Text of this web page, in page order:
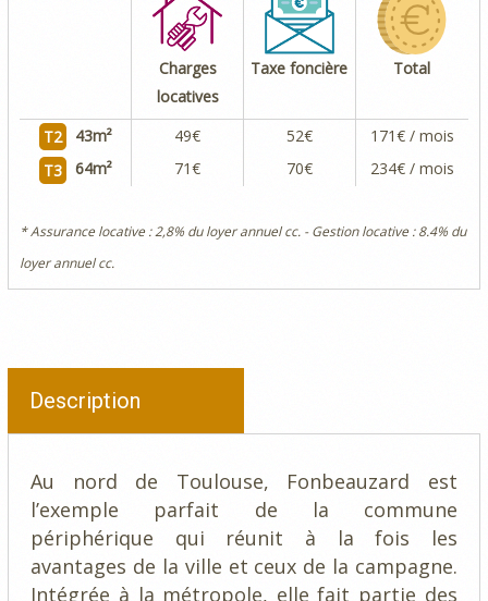
Charges
locatives
Taxe foncière Total
T2 43m² 49€ 52€
171€ / mois
T3
64m² 71€ 70€ 234€ / mois
* Assurance locative : 2,8% du loyer annuel cc. - Gestion locative : 8.4% du
loyer annuel cc.
Description
Au nord de Toulouse, Fonbeauzard est
l’exemple parfait de la commune
périphérique qui réunit à la fois les
avantages de la ville et ceux de la campagne.
Intégrée à la métropole, elle fait partie des